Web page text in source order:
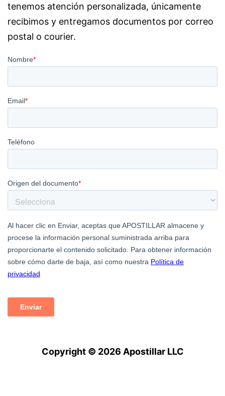
tenemos atención personalizada, únicamente
recibimos y entregamos documentos por correo
postal o courier.
Copyright © 2026 Apostillar LLC